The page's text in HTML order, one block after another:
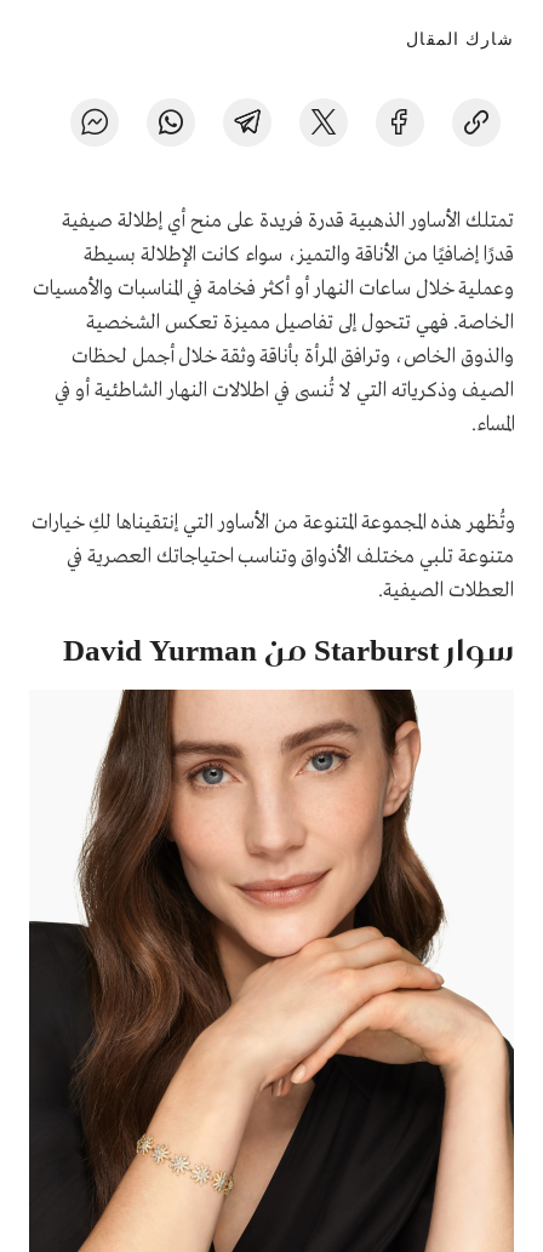
شارك المقال
تمتلك الأساور الذهبية قدرة فريدة على منح أي إطلالة صيفية
قدرًا إضافيًا من الأناقة والتميز، سواء كانت الإطلالة بسيطة
وعملية خلال ساعات النهار أو أكثر فخامة في المناسبات والأمسيات
الخاصة. فهي تتحول إلى تفاصيل مميزة تعكس الشخصية
والذوق الخاص، وترافق المرأة بأناقة وثقة خلال أجمل لحظات
الصيف وذكرياته التي لا تُنسى في اطلالات النهار الشاطئية أو في
المساء.
وتُظهر هذه المجموعة المتنوعة من الأساور التي إنتقيناها لكِ خيارات
متنوعة تلبي مختلف الأذواق وتناسب احتياجاتك العصرية في
العطلات الصيفية.
سوار Starburst من David Yurman